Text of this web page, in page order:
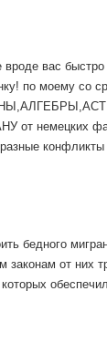
вас
по моему со
от немецких
разные
бедного
от них